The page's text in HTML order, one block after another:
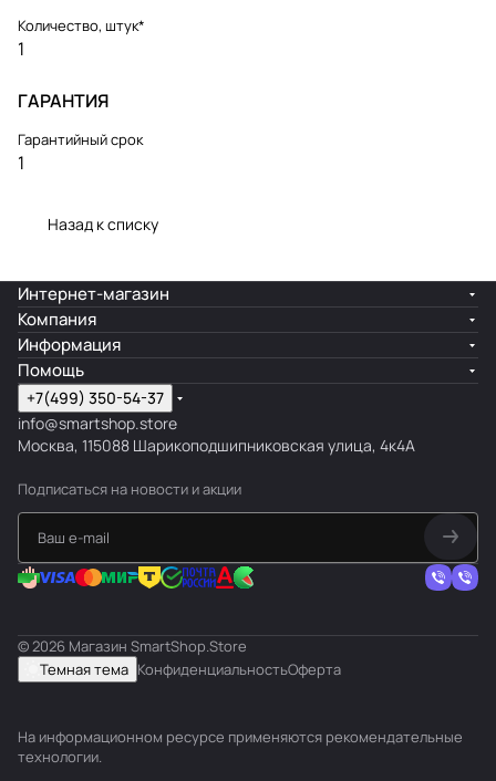
Количество, штук*
1
ГАРАНТИЯ
Гарантийный срок
1
Назад к списку
Интернет-магазин
Компания
Информация
Помощь
+7(499) 350-54-37
info@smartshop.store
Москва, 115088 Шарикоподшипниковская улица, 4к4А
Подписаться на новости и акции
© 2026 Магазин SmartShop.Store
Темная тема КонфиденциальностьОферта
На информационном ресурсе применяются рекомендательные
технологии.